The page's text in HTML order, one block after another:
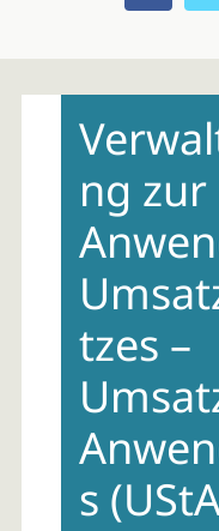
content
ng zur
tzes –
s